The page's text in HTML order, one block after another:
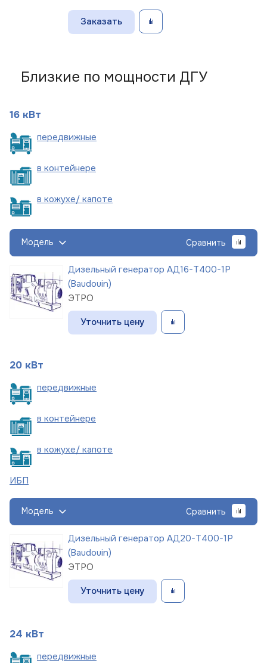
Заказать
Близкие по мощности ДГУ
16 кВт
передвижные
в контейнере
в кожухе/ капоте
Модель Сравнить
Дизельный генератор АД16-Т400-1Р
(Baudouin)
ЭТРО
Уточнить цену
20 кВт
передвижные
в контейнере
в кожухе/ капоте
ИБП
Модель Сравнить
Дизельный генератор АД20-Т400-1Р
(Baudouin)
ЭТРО
Уточнить цену
24 кВт
передвижные